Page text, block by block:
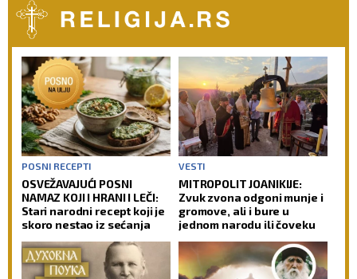
POSNI RECEPTI
OSVEŽAVAJUĆI POSNI
NAMAZ KOJI I HRANI I LEČI:
Stari narodni recept koji je
skoro nestao iz sećanja
VESTI
MITROPOLIT JOANIKIJE:
Zvuk zvona odgoni munje i
gromove, ali i bure u
jednom narodu ili čoveku